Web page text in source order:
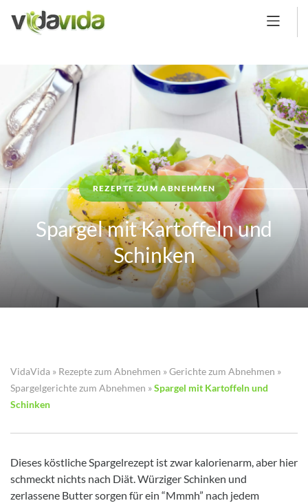
REZEPTE ZUM ABNEHMEN
Spargel mit Kartoffeln und
Schinken
VidaVida » Rezepte zum Abnehmen »Gerichte zum Abnehmen »
Spargelgerichte zum Abnehmen »Spargel mit Kartoffeln und
Schinken
Dieses köstliche Spargelrezept ist zwar kalorienarm, aber hier
schmeckt nichts nach Diät. Würziger Schinken und
zerlassene Butter sorgen für ein “Mmmh” nach jedem